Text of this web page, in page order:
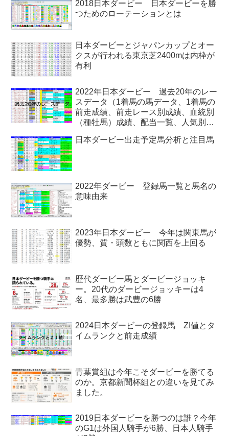
2018日本ダービー 日本ダービーを勝
つためのローテーションとは
日本ダービーとジャパンカップとオー
クスが行われる東京芝2400mは内枠が
有利
2022年日本ダービー 過去20年のレー
スデータ（1着馬の馬データ、1着馬の
前走成績、前走レース別成績、血統別
（種牡馬）成績、配当一覧、人気別な
日本ダービー出走予定馬分析と注目馬
2022年ダービー 登録馬一覧と馬名の
意味由来
2023年日本ダービー 今年は関東馬が
優勢、質・頭数ともに関西を上回る
歴代ダービー馬とダービージョッキ
ー。20代のダービージョッキーは4
名、最多勝は武豊の6勝
2024日本ダービーの登録馬 ZI値とタ
イムランクと前走成績
青葉賞組は今年こそダービーを勝てる
のか。京都新聞杯組との違いを見てみ
ました。
2019日本ダービーを勝つのは誰？今年
のG1は外国人騎手が6勝、日本人騎手